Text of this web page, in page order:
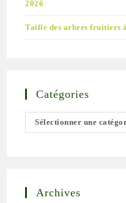
2026
Taille des arbres fruitiers
Catégories
Sélectionner une
Archives